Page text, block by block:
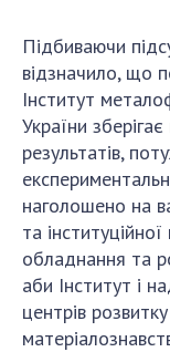
Підбиваючи
відзначило, що
Інститут
України
результатів,
наголошено на
та
обладнання та
аби Інститут і
центрів